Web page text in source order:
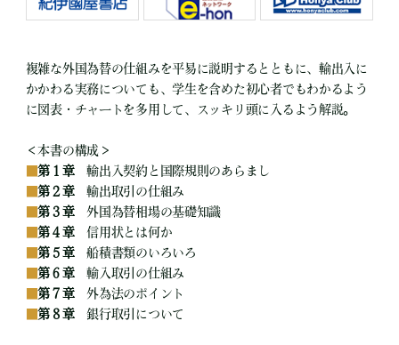
複雑な外国為替の仕組みを平易に説明するとともに、輸出入に
かかわる実務についても、学生を含めた初心者でもわかるよう
に図表・チャートを多用して、スッキリ頭に入るよう解説。
＜本書の構成＞
■第１章輸出入契約と国際規則のあらまし
■第２章輸出取引の仕組み
■第３章外国為替相場の基礎知識
■第４章信用状とは何か
■第５章船積書類のいろいろ
■第６章輸入取引の仕組み
■第７章外為法のポイント
■第８章銀行取引について